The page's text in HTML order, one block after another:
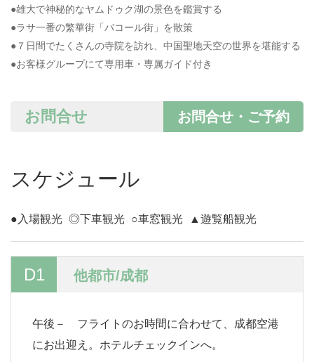
●雄大で神秘的なヤムドゥク湖の景色を鑑賞する
●ラサ一番の繁華街「バコール街」を散策
●７日間でたくさんの寺院を訪れ、中国聖地天空の世界を堪能する
●お客様グループにて専用車・専属ガイド付き
お問合せ・ご予約
お問合せ
スケジュール
●入場観光 ◎下車観光 ○車窓観光 ▲遊覧船観光
D1 他都市/成都
午後－ フライトのお時間に合わせて、成都空港
にお出迎え。ホテルチェックインへ。